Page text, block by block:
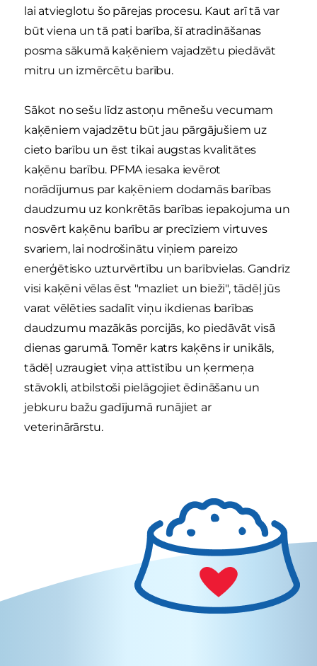
lai atvieglotu šo pārejas procesu. Kaut arī tā var
būt viena un tā pati barība, šī atradināšanas
posma sākumā kaķēniem vajadzētu piedāvāt
mitru un izmērcētu barību.
Sākot no sešu līdz astoņu mēnešu vecumam
kaķēniem vajadzētu būt jau pārgājušiem uz
cieto barību un ēst tikai augstas kvalitātes
kaķēnu barību. PFMA iesaka ievērot
norādījumus par kaķēniem dodamās barības
daudzumu uz konkrētās barības iepakojuma un
nosvērt kaķēnu barību ar precīziem virtuves
svariem, lai nodrošinātu viņiem pareizo
enerģētisko uzturvērtību un barībvielas. Gandrīz
visi kaķēni vēlas ēst "mazliet un bieži", tādēļ jūs
varat vēlēties sadalīt viņu ikdienas barības
daudzumu mazākās porcijās, ko piedāvāt visā
dienas garumā. Tomēr katrs kaķēns ir unikāls,
tādēļ uzraugiet viņa attīstību un ķermeņa
stāvokli, atbilstoši pielāgojiet ēdināšanu un
jebkuru bažu gadījumā runājiet ar
veterinārārstu.